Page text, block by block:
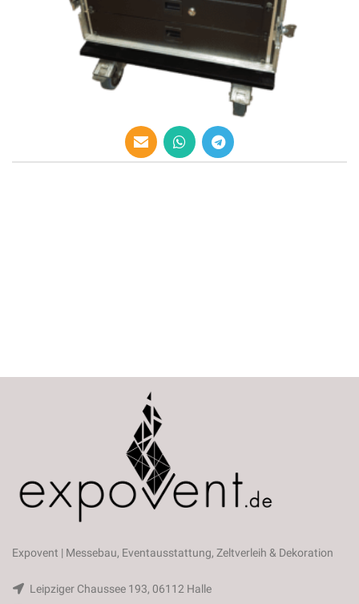
Expovent | Messebau, Eventausstattung, Zeltverleih & Dekoration
Leipziger Chaussee 193, 06112 Halle